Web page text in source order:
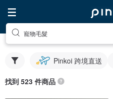
寵物毛髮
Pinkoi 跨境直送
找到 523 件商品